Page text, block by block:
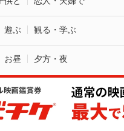
遊ぶ 観る・学ぶ
お昼 夕方・夜